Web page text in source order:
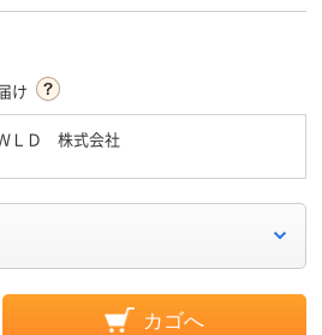
け
ＬＤ 株式会社
カゴへ